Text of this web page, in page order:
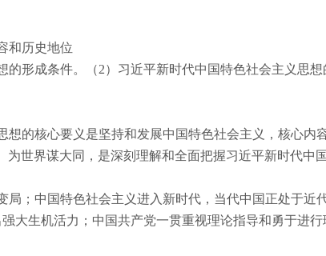
和历史地位
的形成条件。（2）习近平新时代中国特色社会主义思
的核心要义是坚持和发展中国特色社会主义，核心内
世界谋大同，是深刻理解和全面把握习近平新时代
局；中国特色社会主义进入新时代，当代中国正处于
大生机活力；中国共产党一贯重视理论指导和勇于进